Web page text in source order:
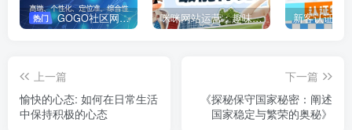
热门 GOGO社区网站搭建(自助服务) 咪咪网站运营：趣味性悄悄飘起的成功风头 新客认证优
上一篇
愉快的心态: 如何在日常生活
中保持积极的心态
下一篇
《探秘保守国家秘密：阐述
国家稳定与繁荣的奥秘》